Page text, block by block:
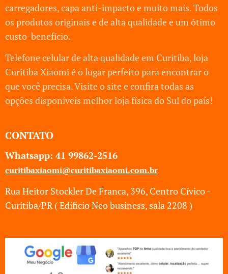
carregadores, capa anti-impacto e muito mais. Todos
os produtos originais e de alta qualidade e um ótimo
custo-benefício.
Telefone celular de alta qualidade em Curitiba, loja
Curitiba Xiaomi é o lugar perfeito para encontrar o
que você precisa. Visite o site e confira todas as
opções disponíveis melhor loja física do Sul do país!
CONTATO
Whatsapp: 41 99862-2516
curitibaxiaomi@curitibaxiaomi.com.br
Rua Heitor Stockler De Franca, 396, Centro Cívico -
Curitiba/PR ( Edificio Neo business, sala 2208 )